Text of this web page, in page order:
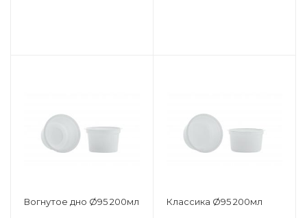
Вогнутое дно Ø95 200мл Классика Ø95 200мл